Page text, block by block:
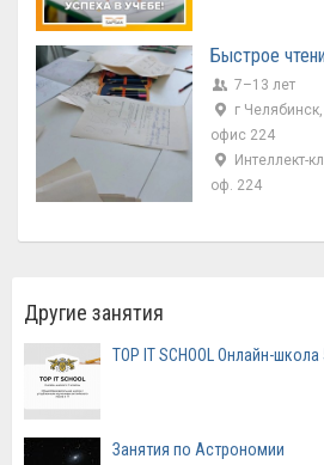
Быстрое
7–13 лет
г
офис 224
Интеллект-
оф. 224
Другие занятия
TOP IT SCHOOL Онлайн-
Занятия по Астрономии